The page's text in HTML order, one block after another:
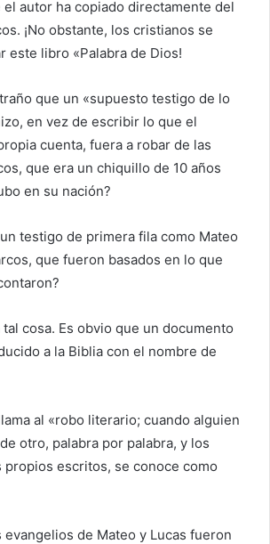
autor ha copiado directamente del
¡No obstante, los cristianos se
este libro «Palabra de Dios!
que un «supuesto testigo de lo
en vez de escribir lo que el
cuenta, fuera a robar de las
que era un chiquillo de 10 años
en su nación?
testigo de primera fila como Mateo
que fueron basados en lo que
cosa. Es obvio que un documento
a la Biblia con el nombre de
al «robo literario; cuando alguien
otro, palabra por palabra, y los
propios escritos, se conoce como
evangelios de Mateo y Lucas fueron